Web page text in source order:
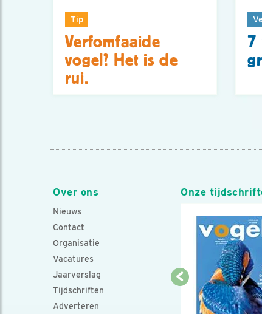
Tip
Verfomfaaide
vogel? Het is de
rui.
7
Over ons
Nieuws
Contact
Organisatie
Vacatures
Jaarverslag
Tijdschriften
Adverteren
Onze